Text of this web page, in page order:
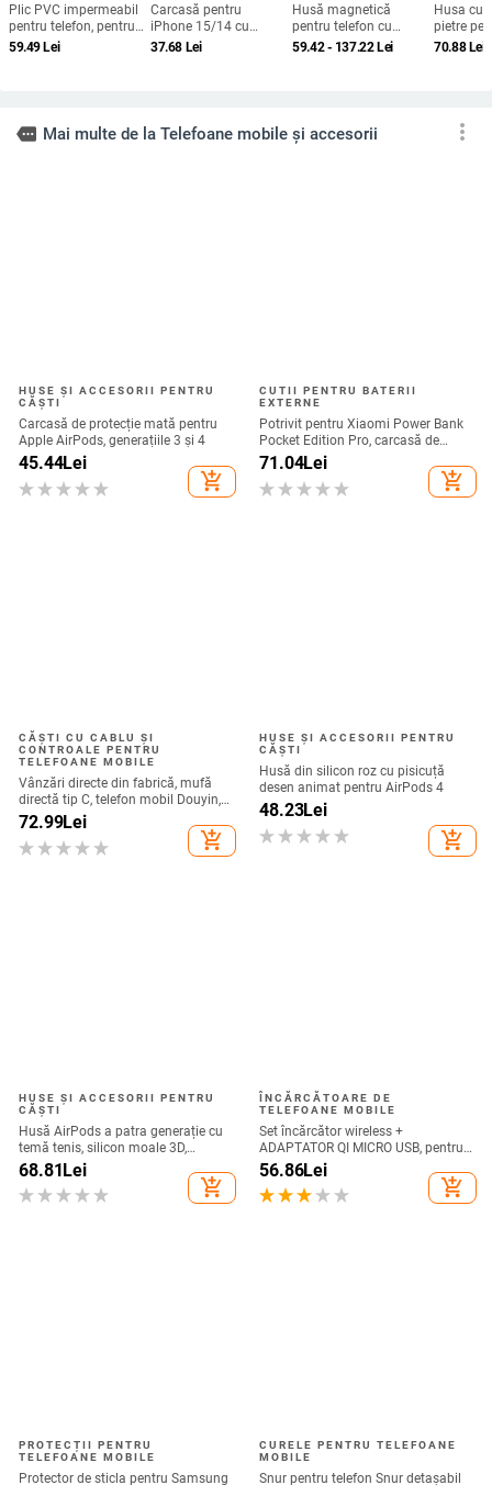
Plic PVC impermeabil
pentru telefon, pentru
înot și scufundări,
59.49Lei
Carcasă pentru
iPhone 15/14 cu
textură fagure, finisaj
37.68 Lei
Husă magnetică
pentru telefon cu
pisică pe iarbă și
Flip 6/7/8
59.42 - 137.22Lei
Husa cu
pietre
si iPhone
70.88Lei
more Mai multe de la Telefoane mobile și accesorii
HUSE ȘI ACCESORII PENTRU
CĂȘTI
Carcasă de protecție mată pentru
Apple AirPods, generațiile 3 și 4
45.44Lei
add_shopping_cart
CUTII PENTRU BATERII
EXTERNE
Potrivit pentru Xiaomi Power Bank
Pocket Edition Pro, carcasă de
protecție din silicon 33W 10000mA,
antiderapantă pentru Power Bank
71.04Lei
add_shopping_cart
CĂȘTI CU CABLU ȘI
CONTROALE PENTRU
TELEFOANE MOBILE
Vânzări directe din fabrică, mufă
directă tip C, telefon mobil Douyin,
internet celebru, telefon mobil,
microfon electric, port C, căști cu fir,
cască
72.99Lei
add_shopping_cart
HUSE ȘI ACCESORII PENTRU
CĂȘTI
Husă din silicon roz cu pisicuță
desen animat pentru AirPods 4
48.23Lei
add_shopping_cart
HUSE ȘI ACCESORII PENTRU
CĂȘTI
Husă AirPods a patra generație cu
temă tenis, silicon moale 3D,
compatibilă cu AirPods 3 și Pro 2
68.81Lei
add_shopping_cart
ÎNCĂRCĂTOARE DE
TELEFOANE MOBILE
Set încărcător wireless +
ADAPTATOR QI MICRO USB, pentru
telefon + receptor wireless Qi cu
micro USB-culoare neagră
56.86Lei
add_shopping_cart
PROTECȚII PENTRU
TELEFOANE MOBILE
Protector de sticla pentru Samsung
CURELE PENTRU TELEFOANE
MOBILE
Snur pentru telefon Snur detașabil
more_vert